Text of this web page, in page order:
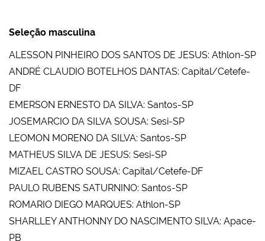
Seleção masculina
ALESSON PINHEIRO DOS SANTOS DE JESUS: Athlon-SP
ANDRÉ CLAUDIO BOTELHOS DANTAS: Capital/Cetefe-
DF
EMERSON ERNESTO DA SILVA: Santos-SP
JOSEMARCIO DA SILVA SOUSA: Sesi-SP
LEOMON MORENO DA SILVA: Santos-SP
MATHEUS SILVA DE JESUS: Sesi-SP
MIZAEL CASTRO SOUSA: Capital/Cetefe-DF
PAULO RUBENS SATURNINO: Santos-SP
ROMARIO DIEGO MARQUES: Athlon-SP
SHARLLEY ANTHONNY DO NASCIMENTO SILVA: Apace-
PB